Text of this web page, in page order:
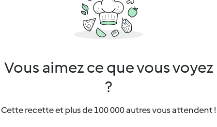
Vous aimez ce que vous voyez
?
Cette recette et plus de 100 000 autres vous attendent !